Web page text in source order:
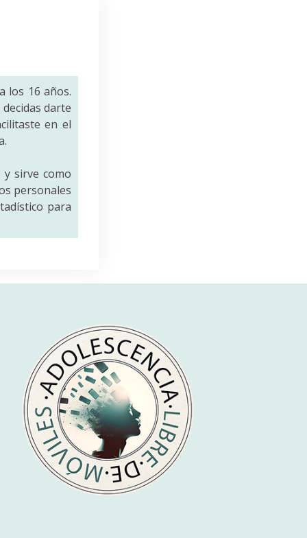
los 16 años.
darte
en el
y sirve como
personales
para